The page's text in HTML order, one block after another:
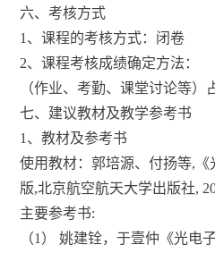
六、考核方式
1、课程的考核方式：闭卷
2、课程考核成绩确定方法：
（作业、考勤、课堂讨论等）
七、建议教材及教学参考书
1、教材及参考书
使用教材：郭培源、付扬等,
版,北京航空航天大学出版社,
主要参考书:
（1） 姚建铨，于壹仲《光电